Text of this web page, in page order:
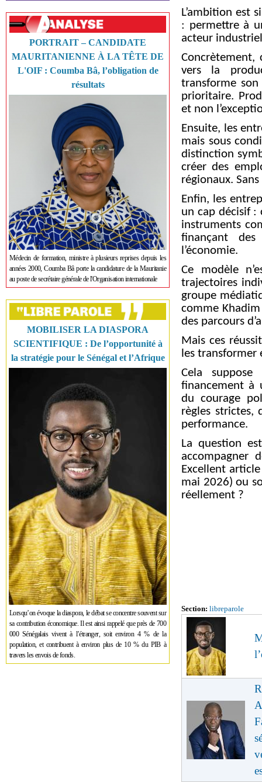
PORTRAIT – CANDIDATE
MAURITANIENNE À LA TÊTE DE
L'OIF : Coumba Bâ, l’obligation de
résultats
Médecin de formation, ministre à plusieurs reprises depuis les
années 2000, Coumba Bâ porte la candidature de la Mauritanie
au poste de secrétaire générale de l'Organisation internationale
MOBILISER LA DIASPORA
SCIENTIFIQUE : De l’opportunité à
la stratégie pour le Sénégal et l’Afrique
Lorsqu’on évoque la diaspora, le débat se concentre souvent sur
sa contribution économique. Il est ainsi rappelé que près de 700
000 Sénégalais vivent à l’étranger, soit environ 4 % de la
population, et contribuent à environ plus de 10 % du PIB à
travers les envois de fonds.
L’ambition est
: permettre à
acteur
Concrètement,
vers la
transforme
prioritaire.
et non
Ensuite, les
mais sous
distinction
créer des
régionaux.
Enfin, les
un cap décisif :
instruments
finançant
l’économie.
Ce modèle
trajectoires
groupe
comme Khadim
des parcours
Mais ces
les transformer
Cela
financement à
du courage
règles strictes,
performance.
La question
accompagner
Excellent
mai 2026) ou
réellement ?
Section: libreparole